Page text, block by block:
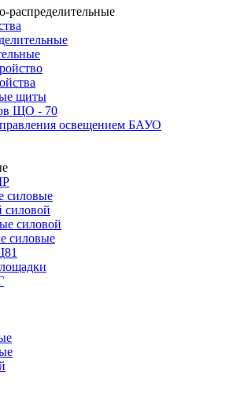
распределительные
щиты
ЩО - 70
освещением БАУО
силовые
силовой
силовой
силовые